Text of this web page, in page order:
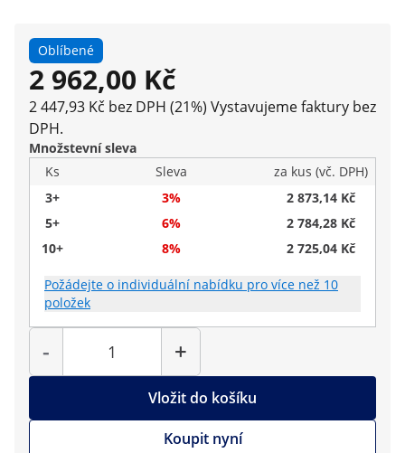
Oblíbené
2 962,00 Kč
2 447,93 Kč bez DPH (21%) Vystavujeme faktury bez
DPH.
Množstevní sleva
Ks
Sleva
za kus (vč. DPH)
3+
3%
2 873,14 Kč
5+
6%
2 784,28 Kč
10+
8% 2 725,04 Kč
Požádejte o individuální nabídku pro více než 10
položek
-
Počet
+
Vložit do košíku
Koupit nyní